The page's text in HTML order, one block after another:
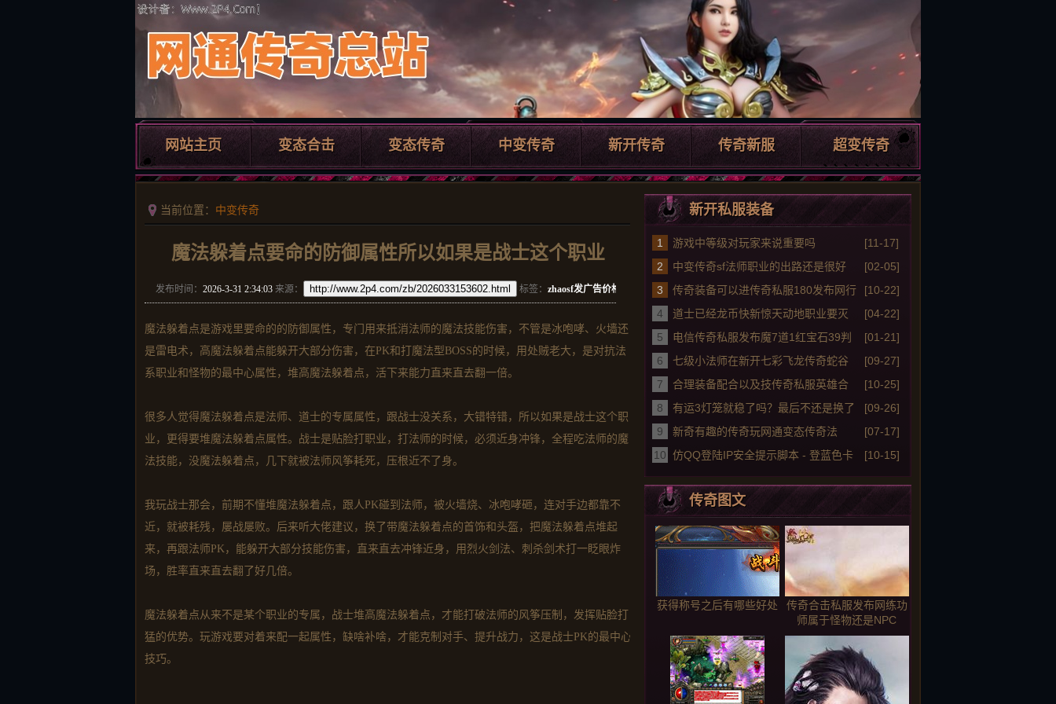
网站主页 变态合击 变态传奇 中变传奇 新开传奇 传奇新服 超变传奇
当前位置： 中变传奇
魔法躲着点要命的防御属性所以如果是战士这个职业
发布时间： 2026-3-31 2:34:03 来源： http://www.2p4.com/zb/2026033153602.html 标签： zhaosf发广告价格
魔法躲着点是游戏里要命的的防御属性，专门用来抵消法师的魔法技能伤害，不管是冰咆哮、火墙还
是雷电术，高魔法躲着点能躲开大部分伤害，在PK和打魔法型BOSS的时候，用处贼老大，是对抗法
系职业和怪物的最中心属性，堆高魔法躲着点，活下来能力直来直去翻一倍。
很多人觉得魔法躲着点是法师、道士的专属属性，跟战士没关系，大错特错，所以如果是战士这个职
业，更得要堆魔法躲着点属性。战士是贴脸打职业，打法师的时候，必须近身冲锋，全程吃法师的魔
法技能，没魔法躲着点，几下就被法师风筝耗死，压根近不了身。
我玩战士那会，前期不懂堆魔法躲着点，跟人PK碰到法师，被火墙烧、冰咆哮砸，连对手边都靠不
近，就被耗残，屡战屡败。后来听大佬建议，换了带魔法躲着点的首饰和头盔，把魔法躲着点堆起
来，再跟法师PK，能躲开大部分技能伤害，直来直去冲锋近身，用烈火剑法、刺杀剑术打一眨眼炸
场，胜率直来直去翻了好几倍。
魔法躲着点从来不是某个职业的专属，战士堆高魔法躲着点，才能打破法师的风筝压制，发挥贴脸打
猛的优势。玩游戏要对着来配一起属性，缺啥补啥，才能克制对手、提升战力，这是战士PK的最中心
技巧。
新开私服装备
1 游戏中等级对玩家来说重要吗
[11-17]
2
中变传奇sf法师职业的出路还是很好
的
[02-05]
3
传奇装备可以进传奇私服180发布网行
提升
[10-22]
4
道士已经龙币快新惊天动地职业要灭
绝
[04-22]
5
电信传奇私服发布魔7道1红宝石39判
决攻6死神这位商人有超强
[01-21]
6
七级小法师在新开七彩飞龙传奇蛇谷
里面杀蛇攻略
[09-27]
7
合理装备配合以及技传奇私服英雄合
击版能可提高战斗力
[10-25]
8
有运3灯笼就稳了吗？最后不还是换了
魔8的生命项链
[09-26]
9
新奇有趣的传奇玩网通变态传奇法
[07-17]
10 仿QQ登陆IP安全提示脚本 - 登蓝色卡
[10-15]
传奇图文
获得称号之后有哪些好处
传奇合击私服发布网练功
师属于怪物还是NPC